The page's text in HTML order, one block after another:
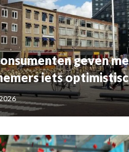
geven
iets